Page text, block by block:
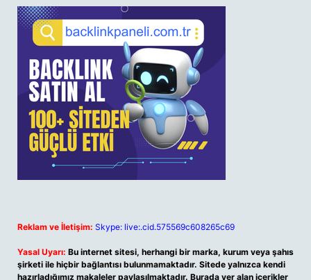
Reklam ve İletişim: Skype: live:.cid.575569c608265c69
Yasal Uyarı: Bu internet sitesi, herhangi bir marka, kurum veya şahıs
şirketi ile hiçbir bağlantısı bulunmamaktadır. Sitede yalnızca kendi
hazırladığımız makaleler paylaşılmaktadır. Burada yer alan içerikler